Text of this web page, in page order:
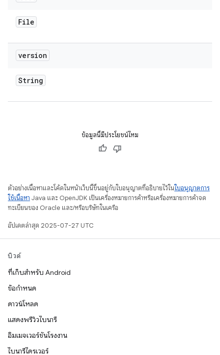
File
version
String
ข้อมูลนี้มีประโยชน์ไหม
ตัวอย่างเนื้อหาและโค้ดในหน้าเว็บนี้ขึ้นอยู่กับใบอนุญาตที่อธิบายไว้ในใบอนุญาตการ
ใช้เนื้อหา Java และ OpenJDK เป็นเครื่องหมายการค้าหรือเครื่องหมายการค้าจด
ทะเบียนของ Oracle และ/หรือบริษัทในเครือ
อัปเดตล่าสุด 2025-07-27 UTC
บิวด์
ที่เก็บสำหรับ Android
ข้อกำหนด
ดาวน์โหลด
แสดงพรีวิวไบนารี
อิมเมจเวอร์ชันโรงงาน
ไบนารีไดรเวอร์